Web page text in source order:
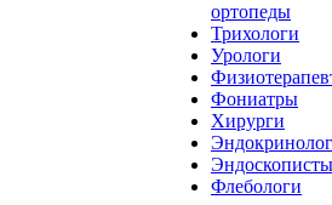
ортопеды
Трихологи
Урологи
Фониатры
Хирурги
Эндоскописты
Флебологи